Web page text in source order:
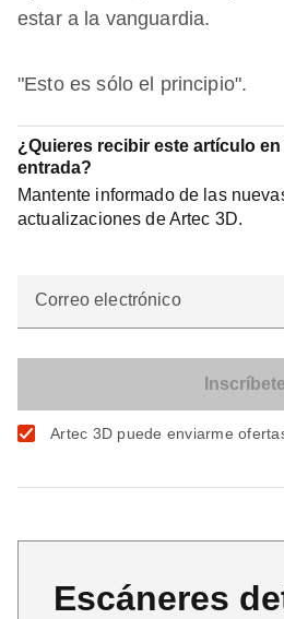
estar a la vanguardia.
"Esto es sólo el principio".
¿Quieres recibir este artículo
entrada?
Mantente informado de las
actualizaciones de Artec 3D.
Correo electrónico
Artec 3D puede enviarme
Escáneres